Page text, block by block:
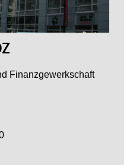
Finanzgewerkschaft